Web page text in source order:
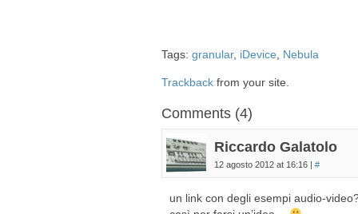
Tags: granular, iDevice Nebula
Trackback from your site.
Comments (4)
Riccardo Galatolo
12 agosto 2012 at 16:16 | #
un link con degli esempi audio-